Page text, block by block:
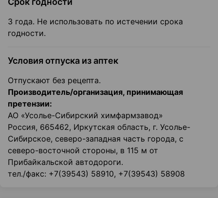
3 года. Не использовать по истечении срока
годности.
Условия отпуска из аптек
Отпускают без рецепта.
Производитель/организация, принимающая
претензии:
АО «Усолье-Сибирский химфармзавод»
Россия, 665462, Иркутская область, г. Усолье-
Сибирское, северо-западная часть города, с
северо-восточной стороны, в 115 м от
Прибайкальской автодороги.
тел./факс: +7(39543) 58910, +7(39543) 58908